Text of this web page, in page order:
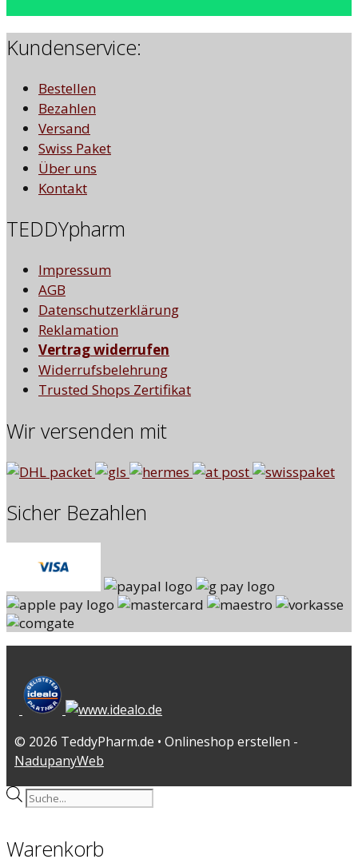
Kundenservice:
Bestellen
Bezahlen
Versand
Swiss Paket
Über uns
Kontakt
TEDDYpharm
Impressum
AGB
Datenschutzerklärung
Reklamation
Vertrag widerrufen
Widerrufsbelehrung
Trusted Shops Zertifikat
Wir versenden mit
Sicher Bezahlen
© 2026 TeddyPharm.de • Onlineshop erstellen -
NadupanyWeb
Products
Warenkorb